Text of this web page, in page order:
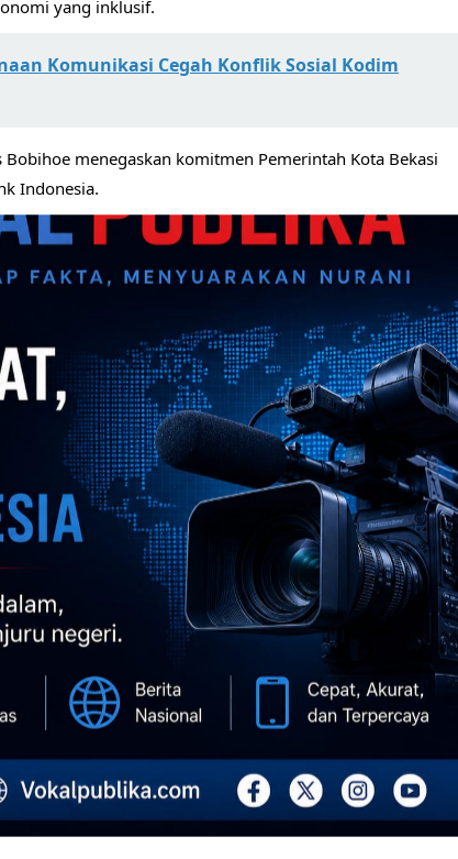
yang inklusif.
Komunikasi Cegah Konflik Sosial Kodim
menegaskan komitmen Pemerintah Kota Bekasi
Indonesia.